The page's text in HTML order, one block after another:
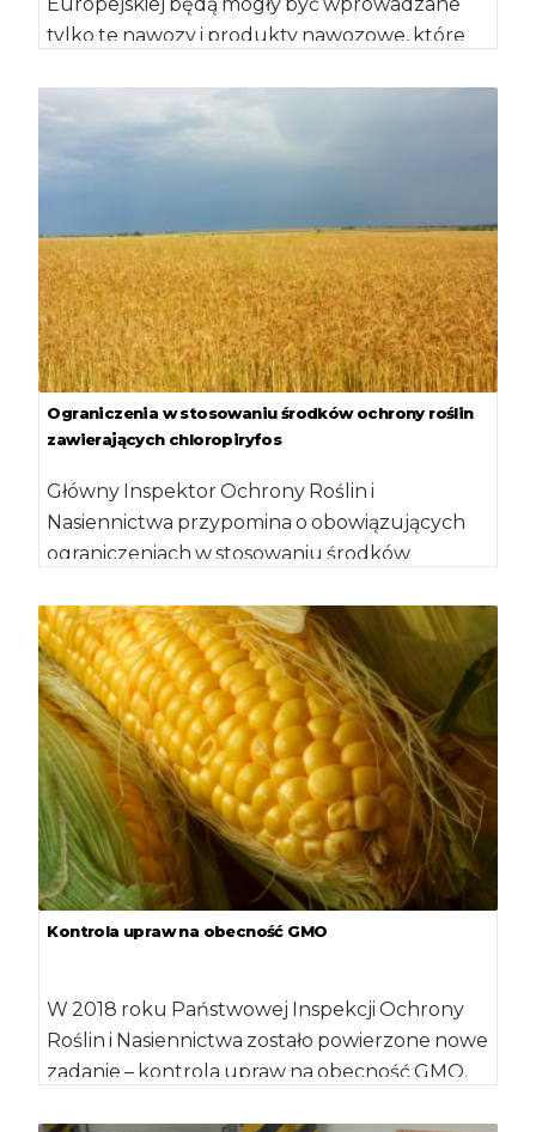
tylko te nawozy i produkty nawozowe, które
Ograniczenia w stosowaniu środków ochrony roślin
zawierających chloropiryfos
Główny Inspektor Ochrony Roślin i
Nasiennictwa przypomina o obowiązujących
ograniczeniach w stosowaniu środków
substancję […]
Kontrola upraw na obecność GMO
W 2018 roku Państwowej Inspekcji Ochrony
Roślin i Nasiennictwa zostało powierzone nowe
zadanie – kontrola upraw na obecność GMO.